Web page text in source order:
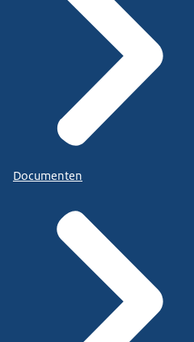
Documenten